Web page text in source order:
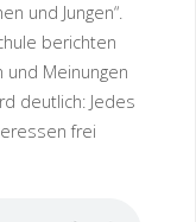
und Jungen“.
berichten
und Meinungen
deutlich: Jedes
frei